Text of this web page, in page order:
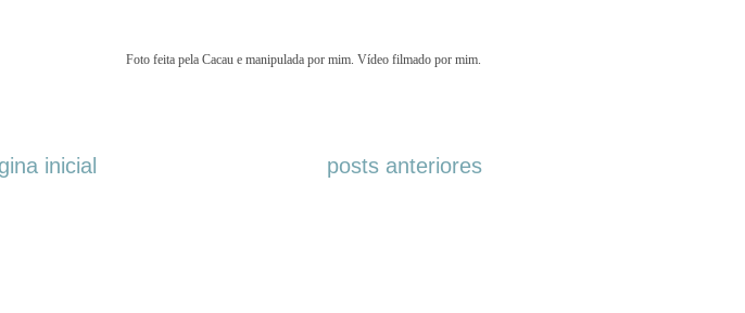
Foto feita pela Cacau e manipulada por mim. Vídeo filmado por mim.
posts anteriores
inicial